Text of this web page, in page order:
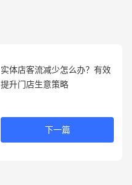
实体店客流减少怎么办？有效
提升门店生意策略
下一篇